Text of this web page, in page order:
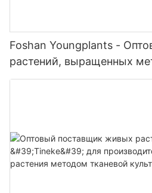
Foshan Youngplants -
растений, выращенных
культуры, Maranta